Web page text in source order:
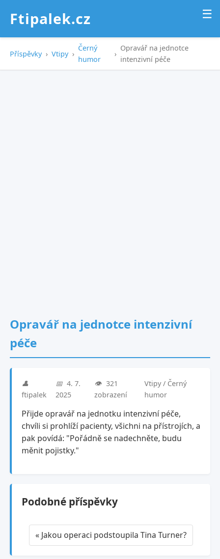
Ftipalek.cz ☰
Příspěvky › Vtipy ›
Černý
humor
›
Opravář na jednotce
intenzivní péče
Opravář na jednotce intenzivní
péče
👤
ftipalek
📅 4. 7.
2025
👁️ 321
zobrazení
Vtipy / Černý
humor
Přijde opravář na jednotku intenzivní péče,
chvíli si prohlíží pacienty, všichni na přístrojích, a
pak povídá: "Pořádně se nadechněte, budu
měnit pojistky."
Podobné příspěvky
« Jakou operaci podstoupila Tina Turner?